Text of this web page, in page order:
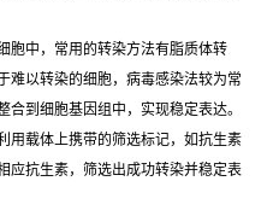
胞中，常用的转染方法有脂质体转
难以转染的细胞，病毒感染法较为常
到细胞基因组中，实现稳定表达。
用载体上携带的筛选标记，如抗生素
应抗生素，筛选出成功转染并稳定表